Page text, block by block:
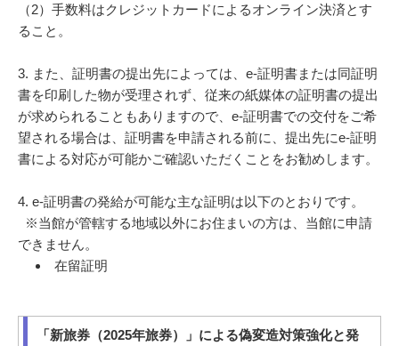
（2）手数料はクレジットカードによるオンライン決済とす
ること。
3. また、証明書の提出先によっては、e-証明書または同証明
書を印刷した物が受理されず、従来の紙媒体の証明書の提出
が求められることもありますので、e-証明書での交付をご希
望される場合は、証明書を申請される前に、提出先にe-証明
書による対応が可能かご確認いただくことをお勧めします。
4. e-証明書の発給が可能な主な証明は以下のとおりです。
※当館が管轄する地域以外にお住まいの方は、当館に申請
できません。
在留証明
「新旅券（2025年旅券）」による偽変造対策強化と発